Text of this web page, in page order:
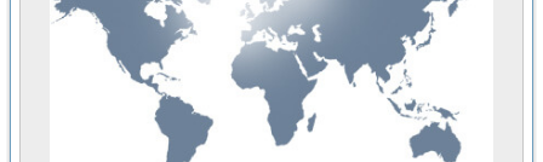
Использование LabVIEW для управления источником
Устройство для снятия вольт-амперных характеристик
Передовые научные технологии: нано-, фемто-,
Автоматизированная установка по измерению временных
Автоматизированный лабораторный комплекс на базе
Визуализация моделирования и оптимизации тепловой
Виртуальный прибор для исследования функциональных